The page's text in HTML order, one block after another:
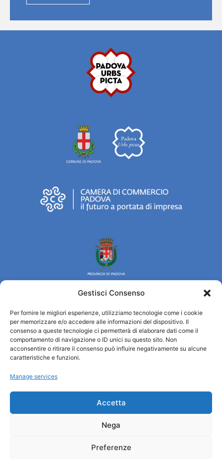
Gestisci Consenso
Per fornire le migliori esperienze, utilizziamo tecnologie come i cookie
per memorizzare e/o accedere alle informazioni del dispositivo. Il
consenso a queste tecnologie ci permetterà di elaborare dati come il
comportamento di navigazione o ID unici su questo sito. Non
acconsentire o ritirare il consenso può influire negativamente su alcune
caratteristiche e funzioni.
Manage services
Accetta
Nega
Preferenze
Turismo Padova
Quiénes somos
INFORMACIÓN TURÍSTICA / IAT
Cookie Policy (UE)